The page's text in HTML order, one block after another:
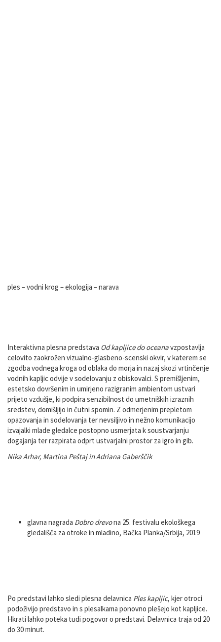
ples – vodni krog – ekologija – narava
Interaktivna plesna predstava Od kapljice do oceanavzpostavlja
celovito zaokrožen vizualno-glasbeno-scenski okvir, v katerem se
zgodba vodnega kroga od oblaka do morja in nazaj skozi vrtinčenje
vodnih kapljic odvije v sodelovanju z obiskovalci. S premišljenim,
estetsko dovršenim in umirjeno razigranim ambientom ustvari
prijeto vzdušje, ki podpira senzibilnost do umetniških izraznih
sredstev, domišljijo in čutni spomin. Z odmerjenim prepletom
opazovanja in sodelovanja ter nevsiljivo in nežno komunikacijo
izvajalki mlade gledalce postopno usmerjata k soustvarjanju
dogajanja ter razpirata odprt ustvarjalni prostor za igro in gib.
Nika Arhar, Martina Peštaj in Adriana Gaberščik
glavna nagrada Dobro drevona 25. festivalu ekološkega
gledališča za otroke in mladino, Bačka Planka/Srbija, 2019
Po predstavi lahko sledi plesna delavnica Ples kapljic, kjer otroci
podoživijo predstavo in s plesalkama ponovno plešejo kot kapljice.
Hkrati lahko poteka tudi pogovor o predstavi. Delavnica traja od 20
do 30 minut.